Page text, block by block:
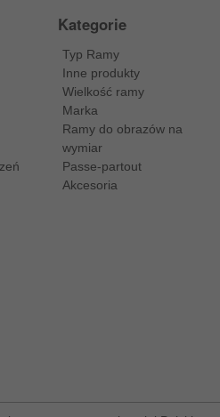
Kategorie
Typ Ramy
Inne produkty
Wielkość ramy
Marka
Ramy do obrazów na
wymiar
Passe-partout
Akcesoria